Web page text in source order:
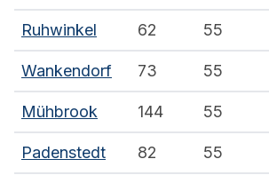
Ruhwinkel 62 55
Wankendorf 73 55
Mühbrook 144 55
Padenstedt 82 55